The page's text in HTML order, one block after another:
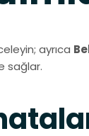
ayrıca
sağlar.